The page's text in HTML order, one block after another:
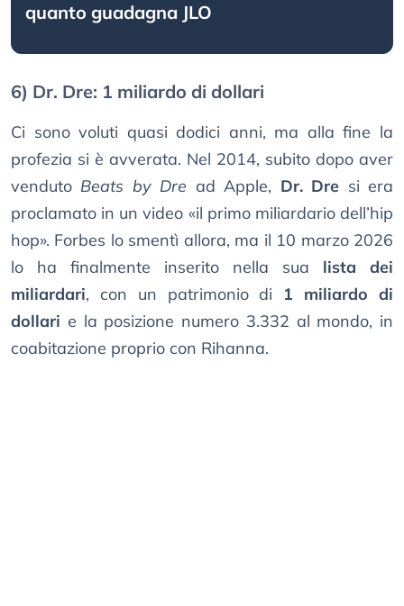
quanto guadagna JLO
6) Dr. Dre: 1 miliardo di dollari
Ci sono voluti quasi dodici anni, ma alla fine la
profezia si è avverata. Nel 2014, subito dopo aver
venduto Beats by Dre ad Apple, Dr. Dre si era
proclamato in un video «il primo miliardario dell’hip
hop». Forbes lo smentì allora, ma il 10 marzo 2026
lo ha finalmente inserito nella sua lista dei
miliardari, con un patrimonio di 1 miliardo di
dollari e la posizione numero 3.332 al mondo, in
coabitazione proprio con Rihanna.